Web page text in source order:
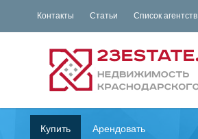
Контакты Статьи Список агентств
Купить Арендовать